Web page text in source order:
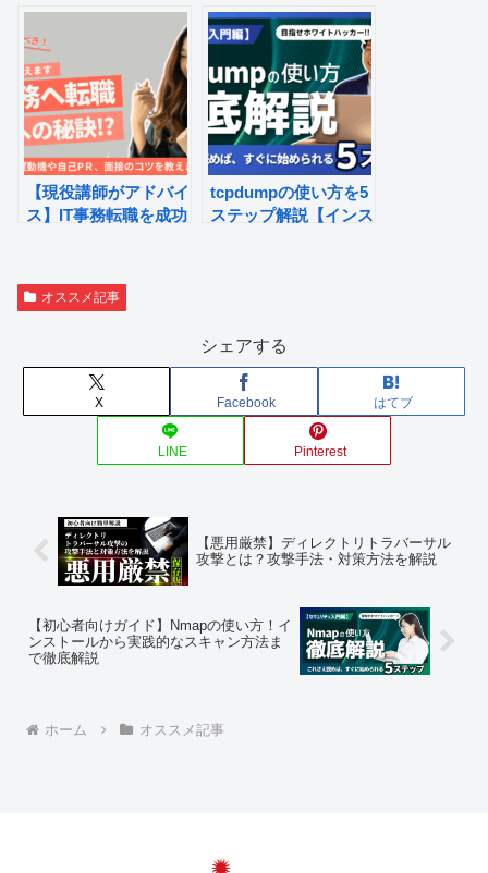
者育成コースの評判、
受講生の声やカリキュ
ラム
防ぐ防止策と感染後の
対策
【現役講師がアドバイ
ス】IT事務転職を成功
えます！
tcpdumpの使い方を5
ステップ解説【インス
オススメ記事
シェアする
X Facebook はてブ
LINE Pinterest
【悪用厳禁】ディレクトリトラバーサル
攻撃とは？攻撃手法・対策方法を解説
【初心者向けガイド】Nmapの使い方！イ
ンストールから実践的なスキャン方法ま
で徹底解説
ホーム オススメ記事